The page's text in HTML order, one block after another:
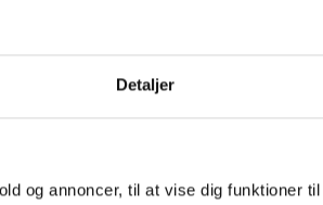
Detaljer
og annoncer, til at vise dig funktioner